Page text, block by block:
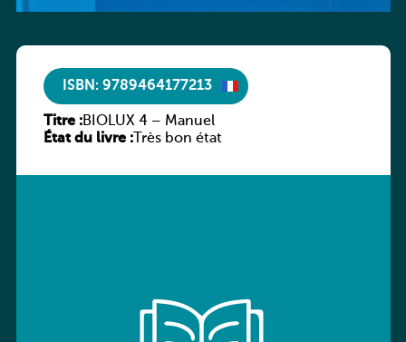
ISBN: 9789464177213
Titre :BIOLUX 4 – Manuel
État du livre :Très bon état